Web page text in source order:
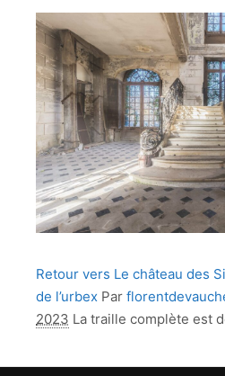
Retour vers Le château des
de l’urbex Par
2023 La traille complète est